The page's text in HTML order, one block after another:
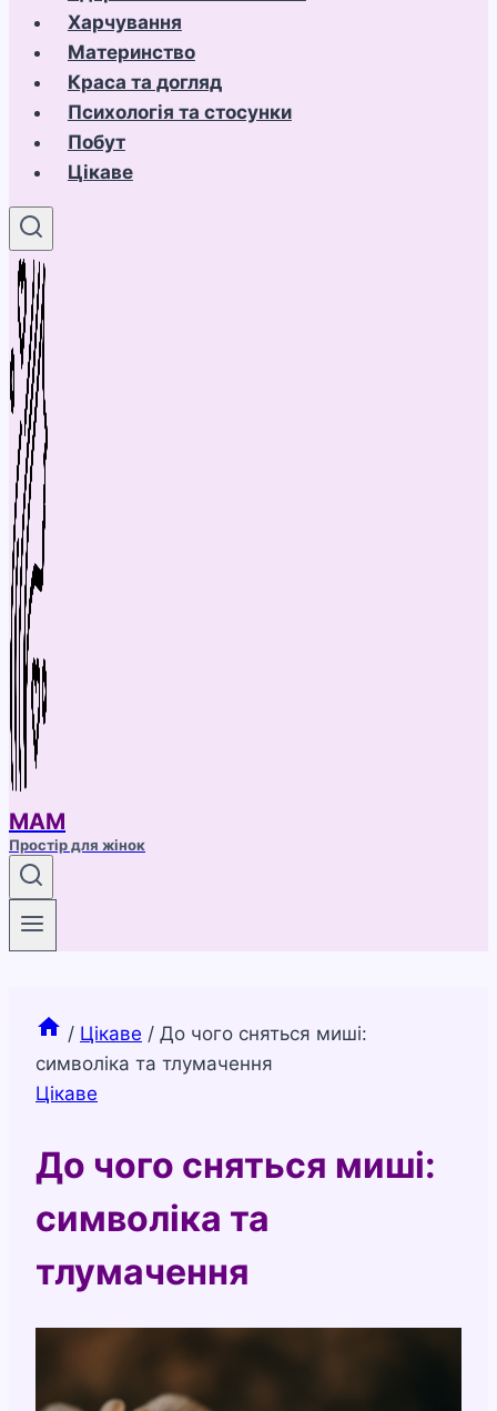
Харчування
Материнство
Краса та догляд
Психологія та стосунки
Побут
Цікаве
МАМ
Простір для жінок
/ Цікаве / До чого сняться миші:
символіка та тлумачення
Цікаве
До чого сняться миші:
символіка та
тлумачення